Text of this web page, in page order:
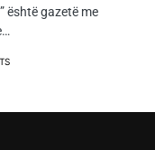
është gazetë me